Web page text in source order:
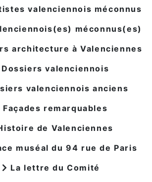
valenciennois méconnus
méconnus(es)
architecture à Valenciennes
Dossiers valenciennois
valenciennois anciens
Façades remarquables
de Valenciennes
muséal du 94 rue de Paris
La lettre du Comité